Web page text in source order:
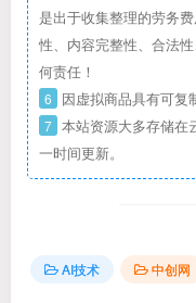
是出于收集整理的劳务
性、内容完整性、合法
何责任！
6 因虚拟商品具有可复
7 本站资源大多存储在
一时间更新。
AI技术 中创网